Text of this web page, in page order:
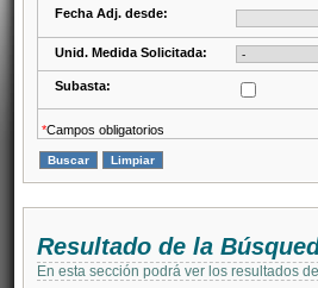
Fecha Adj. desde:
Unid. Medida Solicitada:
Subasta:
*Campos obligatorios
Resultado de la
En esta sección podrá ver los resultados